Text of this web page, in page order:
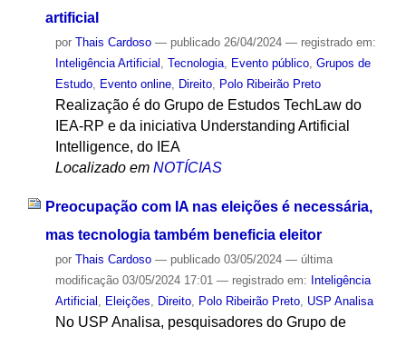
artificial
por Thais Cardoso — publicado26/04/2024 — registrado em:
Inteligência Artificial , Tecnologia, Evento público, Grupos de
Estudo, Evento online, Direito, Polo Ribeirão Preto
Realização é do Grupo de Estudos TechLaw do
IEA-RP e da iniciativa Understanding Artificial
Intelligence, do IEA
Localizado em NOTÍCIAS
Preocupação com IA nas eleições é necessária,
mas tecnologia também beneficia eleitor
por Thais Cardoso — publicado03/05/2024 — última
modificação03/05/2024 17:01 — registrado em: Inteligência
Artificial , Eleições, Direito, Polo Ribeirão Preto, USP Analisa
No USP Analisa, pesquisadores do Grupo de